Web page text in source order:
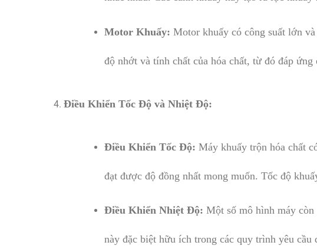
Motor Khuấy: Motor khuấy có công suất lớn
độ nhớt và tính chất của hóa chất, từ đó đáp ứng
Điều Khiển Tốc Độ và Nhiệt Độ:
Điều Khiển Tốc Độ: Máy khuấy trộn hóa chất
đạt được độ đồng nhất mong muốn. Tốc độ
Điều Khiển Nhiệt Độ: Một số mô hình máy
này đặc biệt hữu ích trong các quy trình yêu